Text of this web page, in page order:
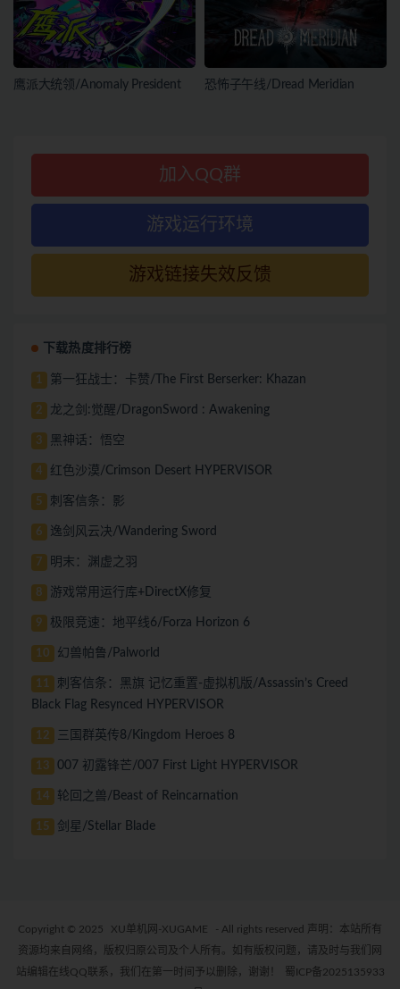
鹰派大统领/Anomaly President 恐怖子午线/Dread Meridian
加入QQ群
游戏运行环境
游戏链接失效反馈
下载热度排行榜
1 第一狂战士：卡赞/The First Berserker: Khazan
2 龙之剑:觉醒/DragonSword : Awakening
3 黑神话：悟空
4 红色沙漠/Crimson Desert HYPERVISOR
5 刺客信条：影
6 逸剑风云决/Wandering Sword
7 明末：渊虚之羽
8 游戏常用运行库+DirectX修复
9 极限竞速：地平线6/Forza Horizon 6
10 幻兽帕鲁/Palworld
11
刺客信条：黑旗 记忆重置-虚拟机版/Assassin’s Creed
Black Flag Resynced HYPERVISOR
12 三国群英传8/Kingdom Heroes 8
13 007 初露锋芒/007 First Light HYPERVISOR
14 轮回之兽/Beast of Reincarnation
15 剑星/Stellar Blade
Copyright © 2025 XU单机网-XUGAME
- All rights reserved 声明：本站所有
资源均来自网络，版权归原公司及个人所有。如有版权问题，请及时与我们网
站编辑在线QQ联系，我们在第一时间予以删除，谢谢！
蜀ICP备2025135933